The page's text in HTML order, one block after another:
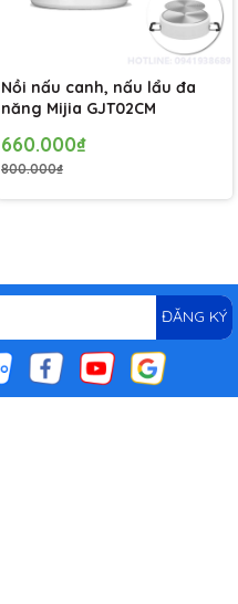
Nồi nấu canh, nấu lẩu đa
năng Mijia GJT02CM
660.000₫
800.000₫
ĐĂNG KÝ